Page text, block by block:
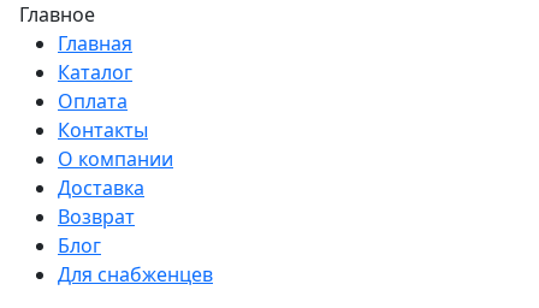
Главное
Главная
Каталог
Оплата
Контакты
О компании
Доставка
Возврат
Блог
Для снабженцев